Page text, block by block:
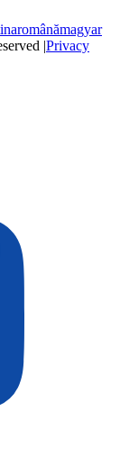
românămagyar
|Privacy